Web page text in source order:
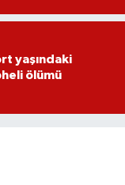
yaşındaki
ölümü